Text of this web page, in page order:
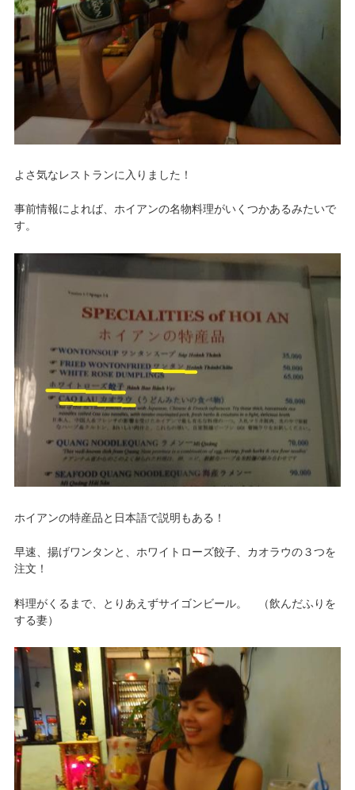
よさ気なレストランに入りました！
事前情報によれば、ホイアンの名物料理がいくつかあるみたいで
す。
ホイアンの特産品と日本語で説明もある！
早速、揚げワンタンと、ホワイトローズ餃子、カオラウの３つを
注文！
料理がくるまで、とりあえずサイゴンビール。 （飲んだふりを
する妻）